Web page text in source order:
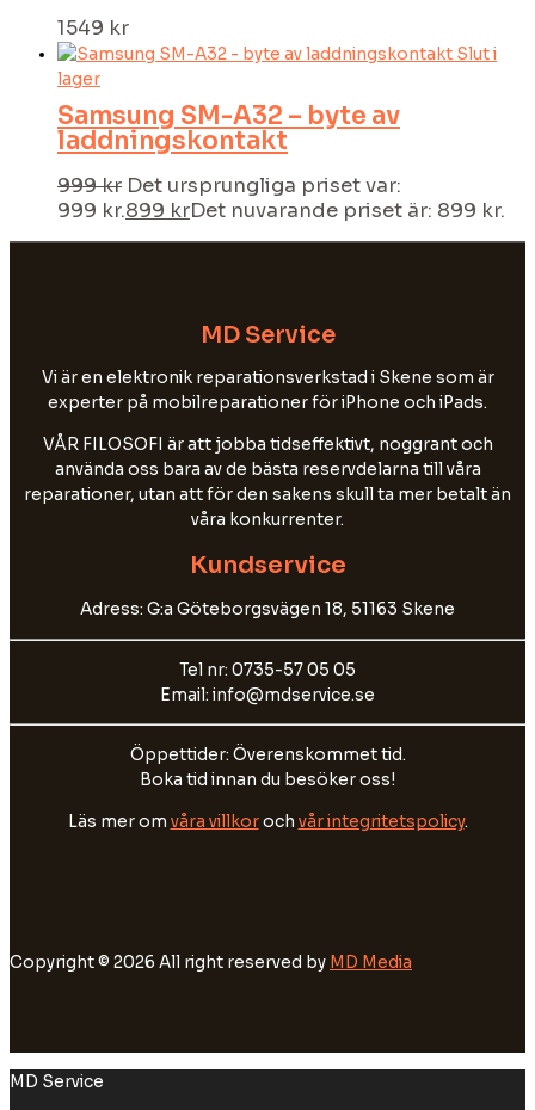
1549 kr
Slut i
lager
Samsung SM-A32 – byte av
laddningskontakt
999kr Det ursprungliga priset var:
999 kr.899 krDet nuvarande priset är: 899 kr.
MD Service
Vi är en elektronik reparationsverkstad i Skene som är
experter på mobilreparationer för iPhone och iPads.
VÅR FILOSOFI är att jobba tidseffektivt, noggrant och
använda oss bara av de bästa reservdelarna till våra
reparationer, utan att för den sakens skull ta mer betalt än
våra konkurrenter.
Kundservice
Adress: G:a Göteborgsvägen 18, 51163 Skene
Tel nr: 0735-57 05 05
Email: info@mdservice.se
Öppettider: Överenskommet tid.
Boka tid innan du besöker oss!
Läs mer om våra villkoroch vår integritetspolicy.
Copyright © 2026 All right reserved by MD Media
MD Service